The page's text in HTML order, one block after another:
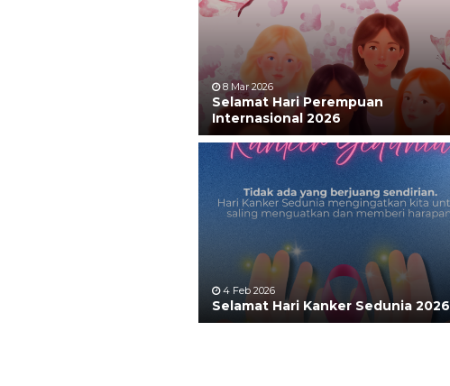
8 Mar 2026
Selamat Hari Perempuan
Internasional 2026
4 Feb 2026
Selamat Hari Kanker Sedunia 2026